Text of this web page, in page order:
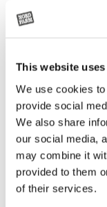
This website
We use cookies
provide social
We also share
our social media,
may combine it
provided to them
of their services.
T-shirt Avant barn
G0007
90kr (ex. moms)